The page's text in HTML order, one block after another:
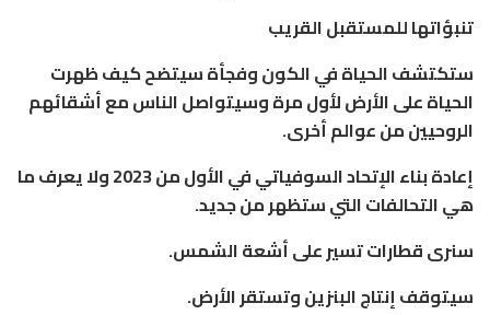
تنبؤاتها للمستقبل القريب
ستكتشف الحياة في الكون وفجأة سيتضح كيف ظهرت
الحياة على الأرض لأول مرة وسيتواصل الناس مع أشقائهم
الروحيين من عوالم أخرى.
إعادة بناء الإتحاد السوفياتي في الأول من 2023 ولا يعرف ما
هي التحالفات التي ستظهر من جديد.
سنرى قطارات تسير على أشعة الشمس.
سيتوقف إنتاج البنزين وتستقر الأرض.